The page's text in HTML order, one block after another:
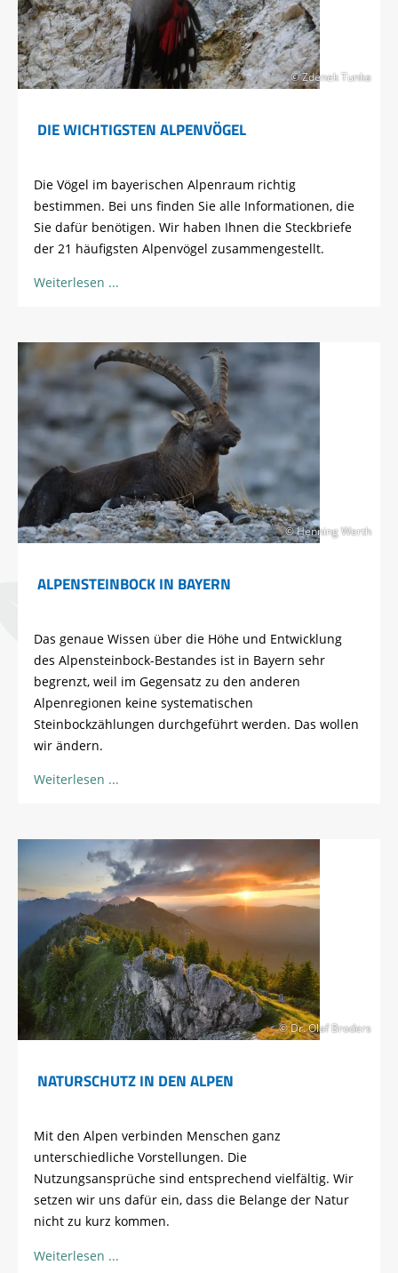
© Zdenek Tunka
DIE WICHTIGSTEN ALPENVÖGEL
Die Vögel im bayerischen Alpenraum richtig
bestimmen. Bei uns finden Sie alle Informationen, die
Sie dafür benötigen. Wir haben Ihnen die Steckbriefe
der 21 häufigsten Alpenvögel zusammengestellt.
Weiterlesen
© Henning Werth
ALPENSTEINBOCK IN BAYERN
Das genaue Wissen über die Höhe und Entwicklung
des Alpensteinbock-Bestandes ist in Bayern sehr
begrenzt, weil im Gegensatz zu den anderen
Alpenregionen keine systematischen
Steinbockzählungen durchgeführt werden. Das wollen
wir ändern.
Weiterlesen
© Dr. Olaf Broders
NATURSCHUTZ IN DEN ALPEN
Mit den Alpen verbinden Menschen ganz
unterschiedliche Vorstellungen. Die
Nutzungsansprüche sind entsprechend vielfältig. Wir
setzen wir uns dafür ein, dass die Belange der Natur
nicht zu kurz kommen.
Weiterlesen